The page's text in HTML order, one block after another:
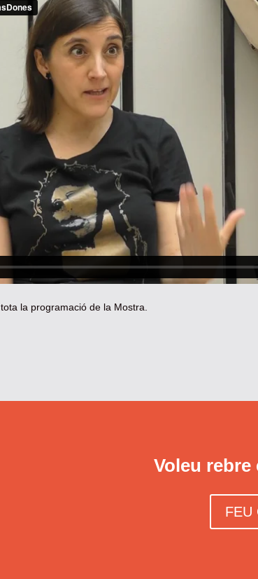
tota la programació de la Mostra.
Voleu
FEU